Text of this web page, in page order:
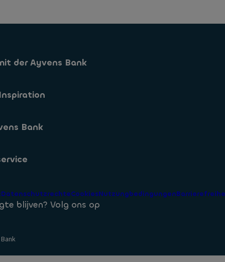
der Ayvens Bank
Bank
Geschaeftsbedingungen
Fragen
bei der Ayvens Bank
DatenschutzrechteCookiesNutzungbedingungen
blijven? Volg ons op